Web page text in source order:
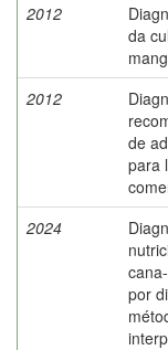
2012
da
2012
de
para
2024
por